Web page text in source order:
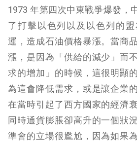
1973 年第四次中東戰爭爆發，
了打擊以色列以及以色列的
運，造成石油價格暴漲。當商
漲，是因為「供給的減少」而
求的增加」的時候，這很明顯
為這會降低需求，或是讓企業
在當時引起了西方國家的經濟
同時通貨膨脹卻高升的一個狀
準會的立場很尷尬，因為如果